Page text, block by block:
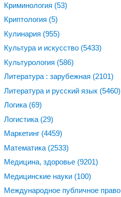
Криминология (53)
Криптология (5)
Кулинария (955)
Культура и искусство (5433)
Культурология (586)
Литература : зарубежная (2101)
Литература и русский язык (5460)
Логика (69)
Логистика (29)
Маркетинг (4459)
Математика (2533)
Медицина, здоровье (9201)
Медицинские науки (100)
Международное публичное право